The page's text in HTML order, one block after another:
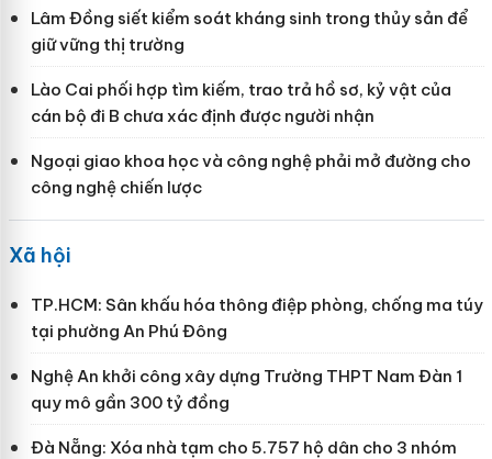
Lâm Đồng siết kiểm soát kháng sinh trong thủy sản để
giữ vững thị trường
Lào Cai phối hợp tìm kiếm, trao trả hồ sơ, kỷ vật của
cán bộ đi B chưa xác định được người nhận
Ngoại giao khoa học và công nghệ phải mở đường cho
công nghệ chiến lược
Xã hội
TP.HCM: Sân khấu hóa thông điệp phòng, chống ma túy
tại phường An Phú Đông
Nghệ An khởi công xây dựng Trường THPT Nam Đàn 1
quy mô gần 300 tỷ đồng
Đà Nẵng: Xóa nhà tạm cho 5.757 hộ dân cho 3 nhóm